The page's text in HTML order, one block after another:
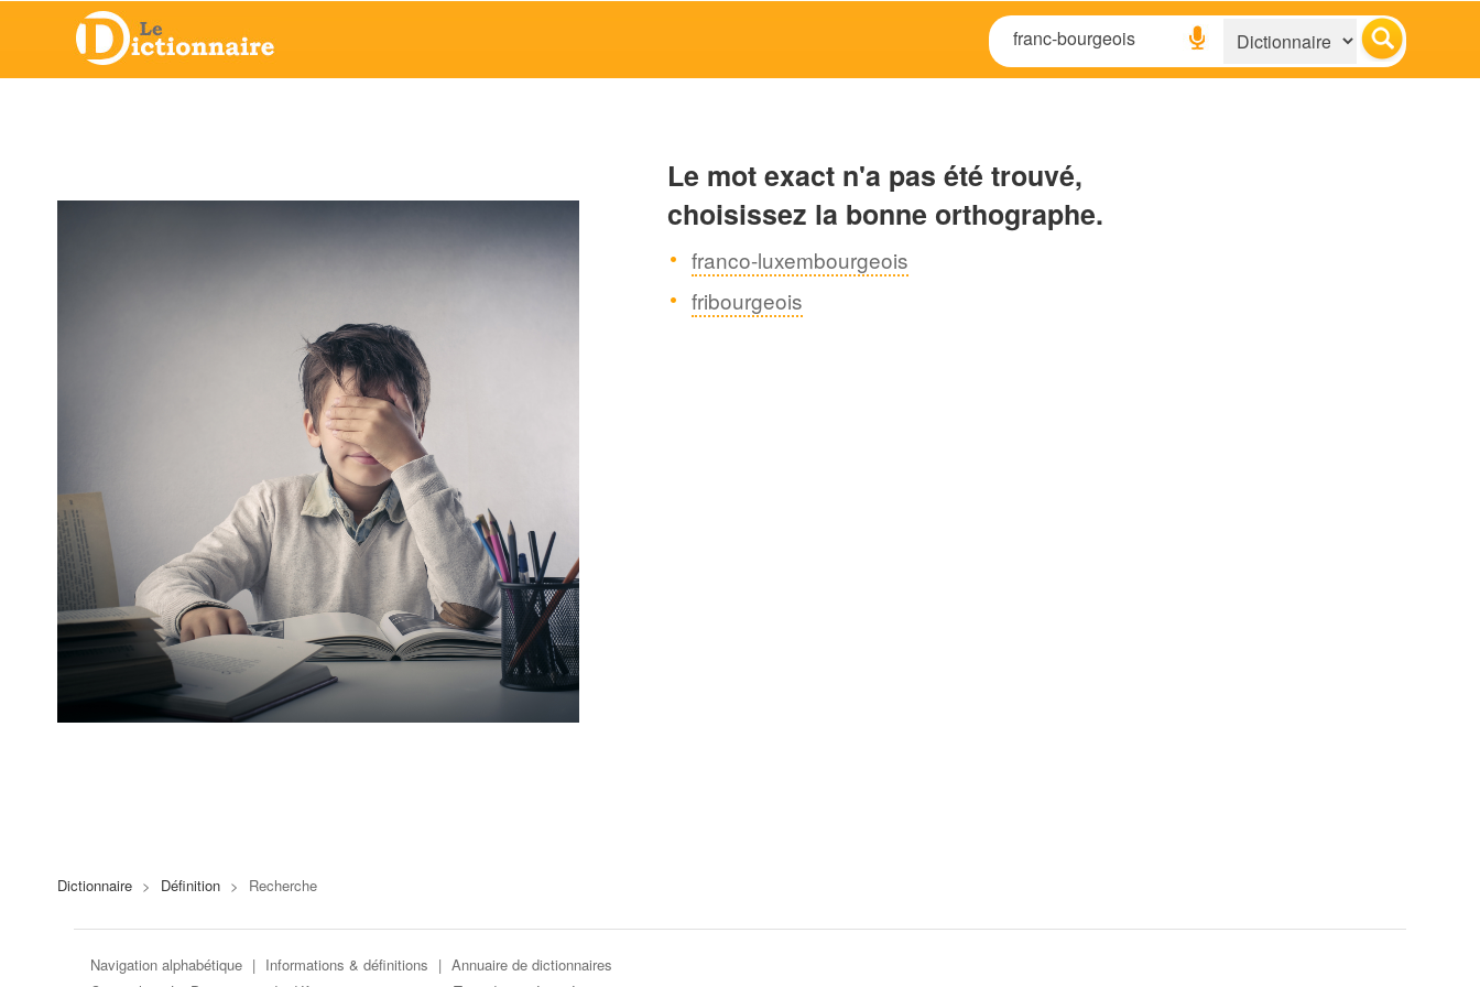
Le mot exact n'a pas été trouvé,
choisissez la bonne orthographe.
franco-luxembourgeois
fribourgeois
Dictionnaire > Définition > Recherche
Navigation alphabétique | Informations & définitions | Annuaire de dictionnaires